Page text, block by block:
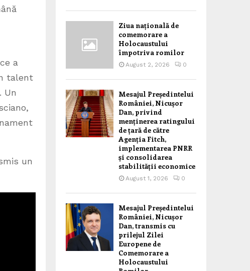
a
talent
Un
un
Ziua națională de
comemorare a
Holocaustului
împotriva romilor
August 2, 2026 0
Mesajul Președintelui
României, Nicușor
Dan, privind
menținerea ratingului
de țară de către
Agenția Fitch,
implementarea PNRR
și consolidarea
stabilității economice
August 1, 2026 0
Mesajul Președintelui
României, Nicușor
Dan, transmis cu
prilejul Zilei
Europene de
Comemorare a
Holocaustului